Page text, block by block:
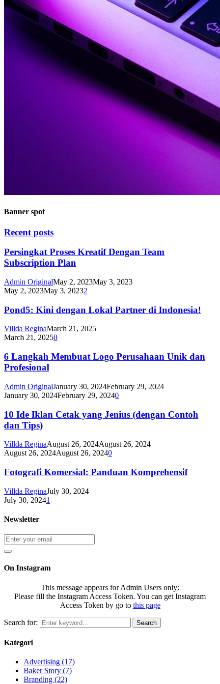
Banner spot
Recent posts
Persingkat Proses Kreatif Dengan Team
Subscription Plan
Admin OriginalMay 2, 2023May 3, 2023
May 2, 2023May 3, 20232
Pond5: Kini dengan Lokal Partner di Indonesia!
Villda ReginaMarch 21, 2025
March 21, 20250
6 Langkah Membuat Logo Perusahaan Unik dan
Profesional
Admin OriginalJanuary 30, 2024February 29, 2024
January 30, 2024February 29, 20240
10 Ide Iklan Cetak yang Jenius (dengan Contoh
dan Tips)
Villda ReginaAugust 26, 2024August 26, 2024
August 26, 2024August 26, 20240
Fotografi Komersial: Panduan Komprehensif
Villda ReginaJuly 30, 2024
July 30, 20241
Newsletter
On Instagram
This message appears for Admin Users only:
Please fill the Instagram Access Token. You can get Instagram
Access Token by go to this page
Search for: Search
Kategori
Advertising (17)
Baker Story (7)
Branding (22)